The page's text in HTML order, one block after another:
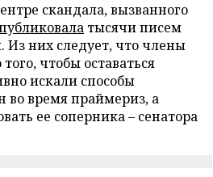
скандала, вызванного
тысячи писем
Из них следует, что члены
чтобы оставаться
искали способы
во время праймериз, а
ее соперника – сенатора